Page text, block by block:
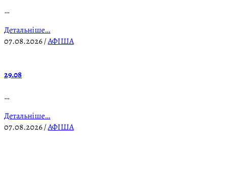
…
Детальніше…
07.08.2026/АФІША
29.08
…
Детальніше…
07.08.2026/АФІША